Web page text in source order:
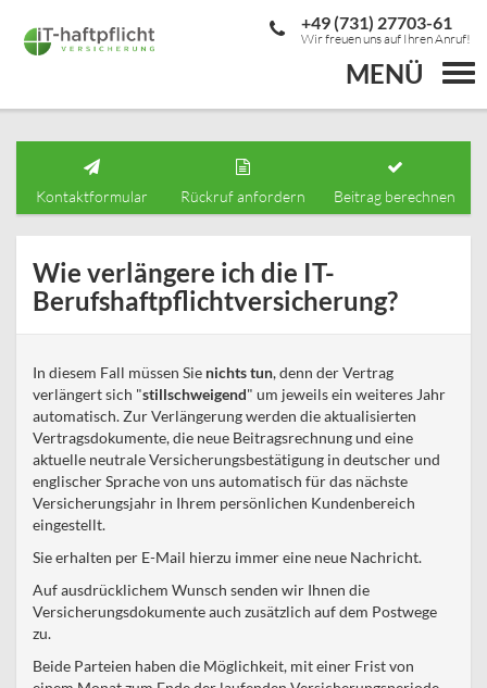
MENÜ
+49 (731) 27703-61
Wir freuen uns auf Ihren Anruf!
Kontaktformular Rückruf anfordern Beitrag berechnen
Wie verlängere ich die IT-
Berufshaftpflichtversicherung?
In diesem Fall müssen Sie nichts tun, denn der Vertrag
verlängert sich "stillschweigend" um jeweils ein weiteres Jahr
automatisch. Zur Verlängerung werden die aktualisierten
Vertragsdokumente, die neue Beitragsrechnung und eine
aktuelle neutrale Versicherungsbestätigung in deutscher und
englischer Sprache von uns automatisch für das nächste
Versicherungsjahr in Ihrem persönlichen Kundenbereich
eingestellt.
Sie erhalten per E-Mail hierzu immer eine neue Nachricht.
Auf ausdrücklichem Wunsch senden wir Ihnen die
Versicherungsdokumente auch zusätzlich auf dem Postwege
zu.
Beide Parteien haben die Möglichkeit, mit einer Frist von